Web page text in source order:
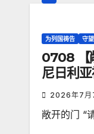
为列国祷告 守
0708 【
尼日利
2026年7月
敞开的门 “